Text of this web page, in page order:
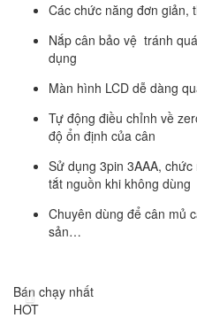
Các chức năng đơn giản,
Nắp cân bảo vệ tránh
dụng
Màn hình LCD dễ dàng
Tự động điều chỉnh về
độ ổn định của cân
Sử dụng 3pin 3AAA,
tắt nguồn khi không dùng
Chuyên dùng để cân mủ
sản…
Bán chạy nhất
HOT